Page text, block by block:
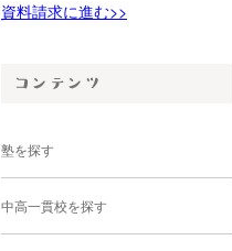
資料請求に進む>>
塾を探す
中高一貫校を探す